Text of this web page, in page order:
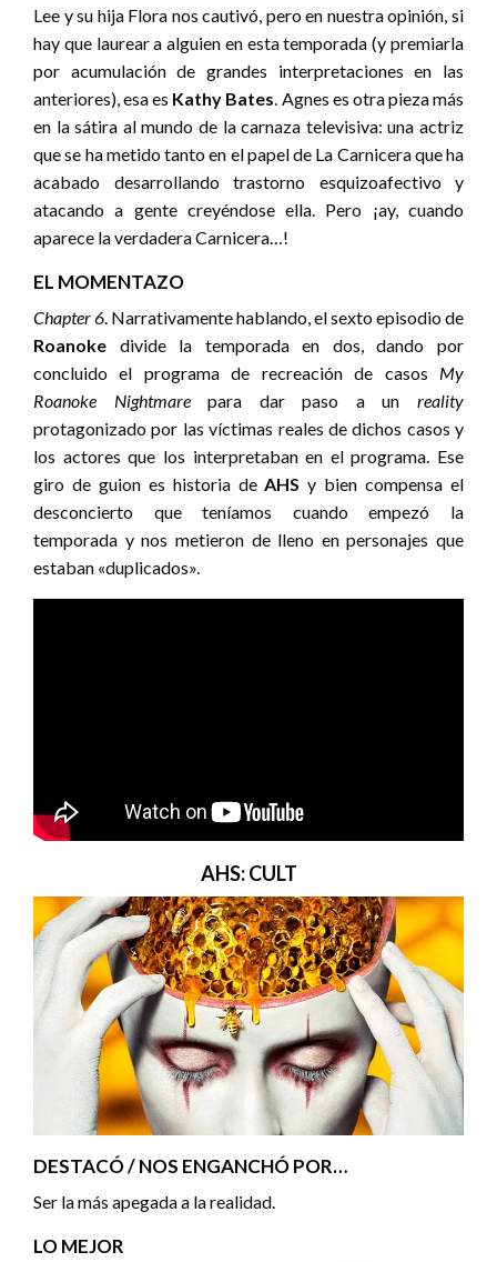
Lee y su hija Flora nos cautivó, pero en nuestra opinión, si
hay que laurear a alguien en esta temporada (y premiarla
por acumulación de grandes interpretaciones en las
anteriores), esa es Kathy Bates. Agnes es otra pieza más
en la sátira al mundo de la carnaza televisiva: una actriz
que se ha metido tanto en el papel de La Carnicera que ha
acabado desarrollando trastorno esquizoafectivo y
atacando a gente creyéndose ella. Pero ¡ay, cuando
aparece la verdadera Carnicera…!
EL MOMENTAZO
Chapter 6. Narrativamente hablando, el sexto episodio de
Roanoke divide la temporada en dos, dando por
concluido el programa de recreación de casos My
Roanoke Nightmarepara dar paso a unreality
protagonizado por las víctimas reales de dichos casos y
los actores que los interpretaban en el programa. Ese
giro de guion es historia deAHS y bien compensa el
desconcierto que teníamos cuando empezó la
temporada y nos metieron de lleno en personajes que
estaban «duplicados».
AHS: CULT
DESTACÓ / NOS ENGANCHÓ POR…
Ser la más apegada a la realidad.
LO MEJOR